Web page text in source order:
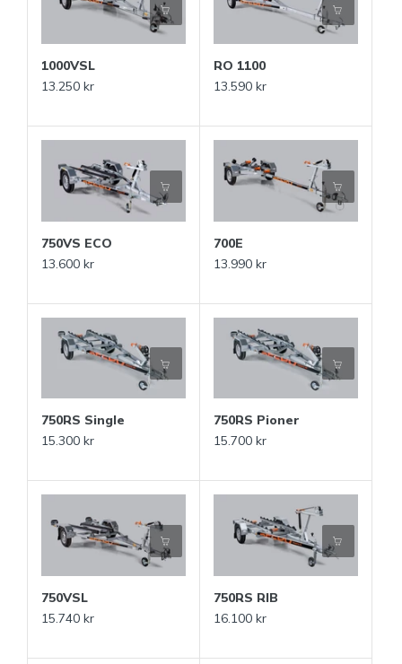
1000VSL
13.250 kr
RO 1100
13.590 kr
750VS ECO
13.600 kr
700E
13.990 kr
750RS Single
15.300 kr
750RS Pioner
15.700 kr
750VSL
15.740 kr
750RS RIB
16.100 kr